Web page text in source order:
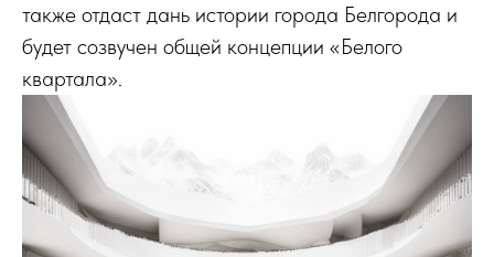
также отдаст дань истории города Белгорода и
будет созвучен общей концепции «Белого
квартала».